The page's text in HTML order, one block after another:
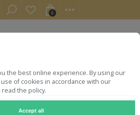
the best online experience. By using our
of cookies in accordance with our
read the policy.
Accept all
0